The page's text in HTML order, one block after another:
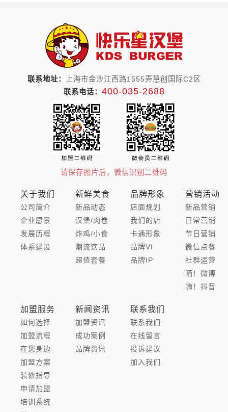
联系地址：
上海市金沙江西路1555弄慧创国际C2区
联系电话： 400-035-2688
请保存图片后，微信识别二维码
关于我们
公司简介
企业愿景
发展历程
体系建设
新鲜美食
新品动态
汉堡/肉卷
炸鸡/小食
潮流饮品
超值套餐
品牌形象
店面规划
我们的店
卡通形象
品牌VI
品牌IP
营销活动
新品营销
日常营销
节日营销
微信点餐
社群运营
晒！微博
嗨！抖音
加盟服务
如何选择
加盟流程
在您身边
加盟方案
装修指导
申请加盟
培训系统
新闻资讯
加盟资讯
成功案例
品牌资讯
联系我们
联系我们
在线留言
投诉建议
加入我们